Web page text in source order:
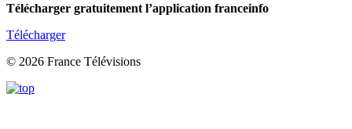
Télécharger gratuitement l’application franceinfo
Télécharger
© 2026 France Télévisions